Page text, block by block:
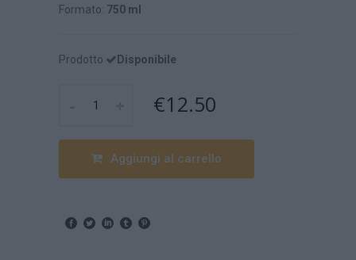
Formato: 750 ml
Prodotto Disponibile
€12.50
Aggiungi al carrello